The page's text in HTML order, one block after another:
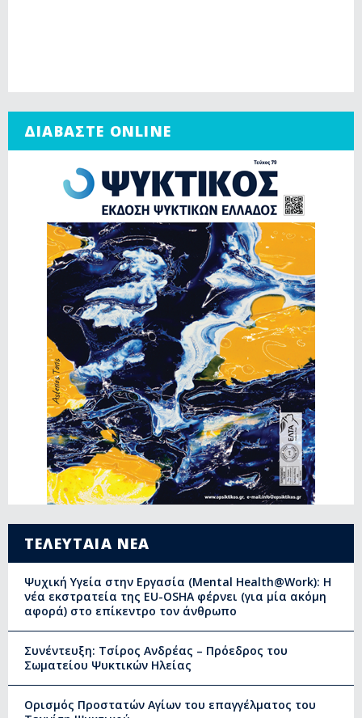
ΔΙΑΒΑΣΤΕ ONLINE
ΤΕΛΕΥΤΑΙΑ ΝΕΑ
Ψυχική Υγεία στην Εργασία (Mental Health@Work): Η
νέα εκστρατεία της EU-OSHA φέρνει (για μία ακόμη
αφορά) στο επίκεντρο τον άνθρωπο
Συνέντευξη: Τσίρος Ανδρέας – Πρόεδρος του
Σωματείου Ψυκτικών Ηλείας
Ορισμός Προστατών Αγίων του επαγγέλματος του